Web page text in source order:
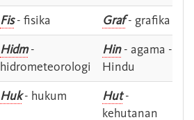
Fis- fisika Graf- grafika
Hidm-
hidrometeorologi
Hin- agama -
Hindu
Huk- hukum Hut-
kehutanan